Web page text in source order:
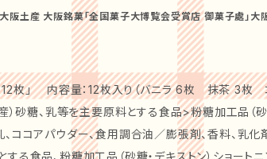
安心して楽しんでいただける品質を誇ります。日常の
ご利用ください。 ### 【ギフトに最適！】 送料無料でお
別な気持ちを込めた贈り物として最適です。大切な方
の大切
手伝いをいたします！
製法で生み出されるこのお菓子は、しっとりした生
歴を持つ老舗「御菓子處」が手掛ける極上の逸品です。
る豊かな風味が、特別なお茶うけにもぴったり。大
ること間違いなしです。特に、節目のお祝いや内祝
。人々に愛され、感謝される味を守り続けることが
サイズで食べやすく、甘さ控えめで後味がすっきり。
阪土産 大阪銘菓「全国菓子大博覧会受賞店 御菓子處」
祝
枚」 内容量：12枚入り（バニラ 6枚 抹茶 3枚
）砂糖、乳等を主要原料とする食品>粉糖加工品（砂
アパウダー、食用調合油／膨張剤、香料、乳化剤 【抹 茶】 小麦
る食品、粉糖加工品（砂糖・デキストン）ショートニ